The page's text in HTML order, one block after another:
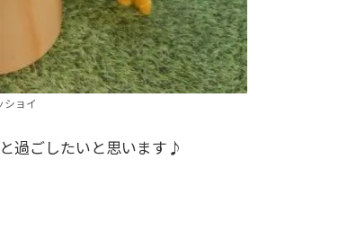
ショイ
過ごしたいと思います♪